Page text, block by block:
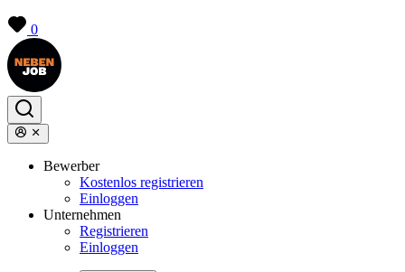
0
Bewerber
Kostenlos registrieren
Einloggen
Unternehmen
Registrieren
Einloggen